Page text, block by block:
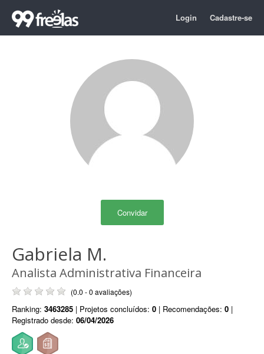
Login Cadastre-se
Convidar
Gabriela M.
Analista Administrativa Financeira
(0.0 - 0 avaliações)
Ranking: 3463285 | Projetos concluídos: 0 | Recomendações: 0 |
Registrado desde: 06/04/2026